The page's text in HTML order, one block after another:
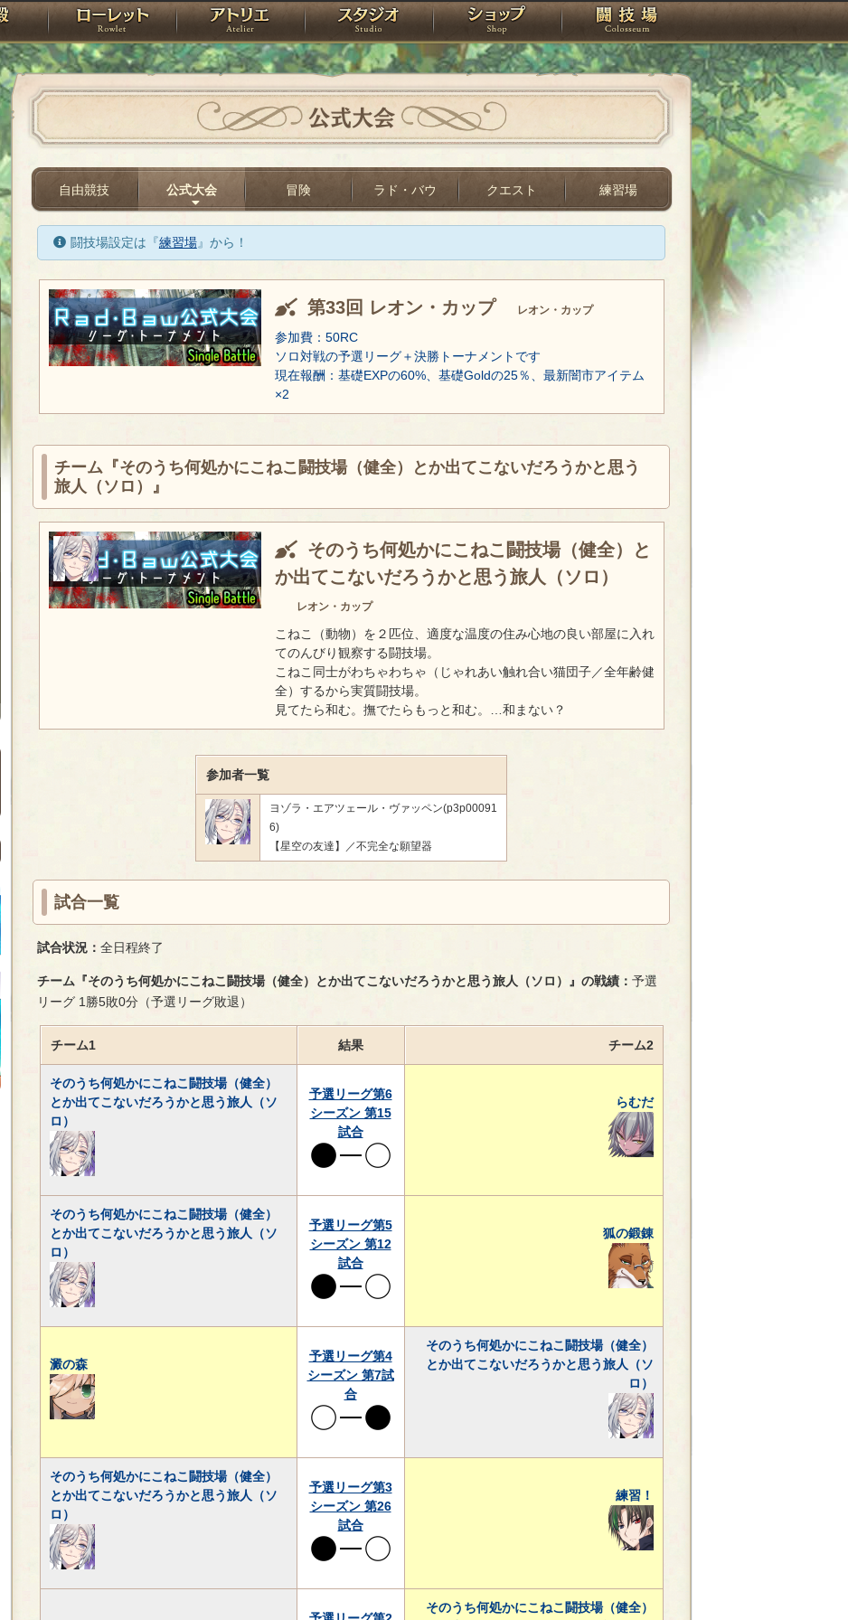
PandoraPartyProject
神殿 ローレット アトリエ スタジオ ショップ 闘技場
公式大会
自由競技 公式大会 冒険 ラド・バウ クエスト 練習場
闘技場設定は『練習場』から！
第33回 レオン・カップ レオン・カップ
参加費：50RC
ソロ対戦の予選リーグ＋決勝トーナメントです
現在報酬：基礎EXPの60%、基礎Goldの25％、最新闇市アイテム
×2
チーム『そのうち何処かにこねこ闘技場（健全）とか出てこないだろうかと思う
旅人（ソロ）』
そのうち何処かにこねこ闘技場（健全）と
か出てこないだろうかと思う旅人（ソロ）
レオン・カップ
こねこ（動物）を２匹位、適度な温度の住み心地の良い部屋に入れ
てのんびり観察する闘技場。
こねこ同士がわちゃわちゃ（じゃれあい触れ合い猫団子／全年齢健
全）するから実質闘技場。
見てたら和む。撫でたらもっと和む。…和まない？
参加者一覧
ヨゾラ・エアツェール・ヴァッペン(p3p00091
6)
【星空の友達】／不完全な願望器
試合一覧
試合状況： 全日程終了
チーム『そのうち何処かにこねこ闘技場（健全）とか出てこないだろうかと思う旅人（ソロ）』の戦績： 予選
リーグ 1勝5敗0分（予選リーグ敗退）
チーム1 結果 チーム2
そのうち何処かにこねこ闘技場（健全）
とか出てこないだろうかと思う旅人（ソ
ロ）
予選リーグ第6
シーズン 第15
試合
らむだ
そのうち何処かにこねこ闘技場（健全）
とか出てこないだろうかと思う旅人（ソ
ロ）
予選リーグ第5
シーズン 第12
試合
狐の鍛錬
澱の森
予選リーグ第4
シーズン 第7試
合
そのうち何処かにこねこ闘技場（健全）
とか出てこないだろうかと思う旅人（ソ
ロ）
そのうち何処かにこねこ闘技場（健全）
とか出てこないだろうかと思う旅人（ソ
ロ）
予選リーグ第3
シーズン 第26
試合
練習！
そのうち何処かにこねこ闘技場（健全）